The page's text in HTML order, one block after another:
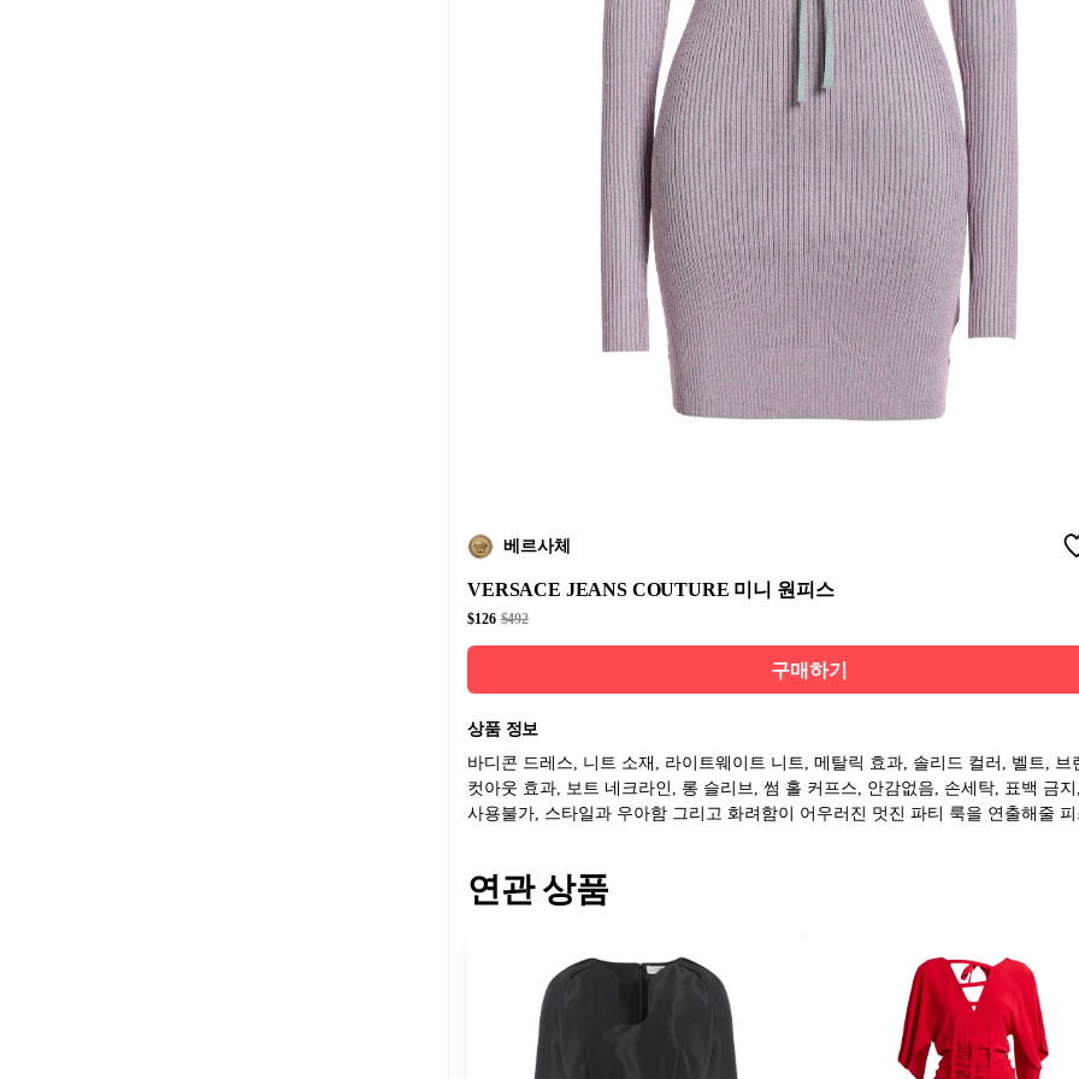
베르사체
VERSACE JEANS COUTURE 미니 원피스
$126 $492
구매하기
상품 정보
바디콘 드레스, 니트 소재, 라이트웨이트 니트, 메탈릭 효과, 솔리드 컬러, 벨트, 브
컷아웃 효과, 보트 네크라인, 롱 슬리브, 썸 홀 커프스, 안감없음, 손세탁, 표백 금지,
사용불가, 스타일과 우아함 그리고 화려함이 어우러진 멋진 파티 룩을 연출해줄 피
연관 상품